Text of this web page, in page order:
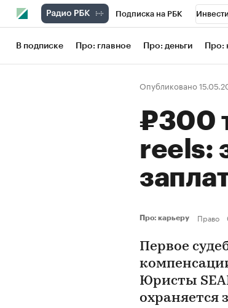
Подписка на РБК
Школа управления РБК
Рынок наличной валюты
В подписке Про: главное Про: деньги Про:
Опубликовано
₽300
reels:
Про: карьеру Право
Первое
Юристы
охраняется